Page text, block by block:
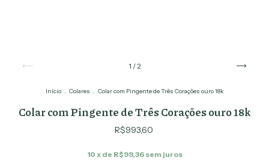
1 /2
Início . Colares . Colar com Pingente de Três Corações ouro 18k
Colar com Pingente de Três Corações ouro 18k
R$993,60
10 x de R$99,36 sem juros